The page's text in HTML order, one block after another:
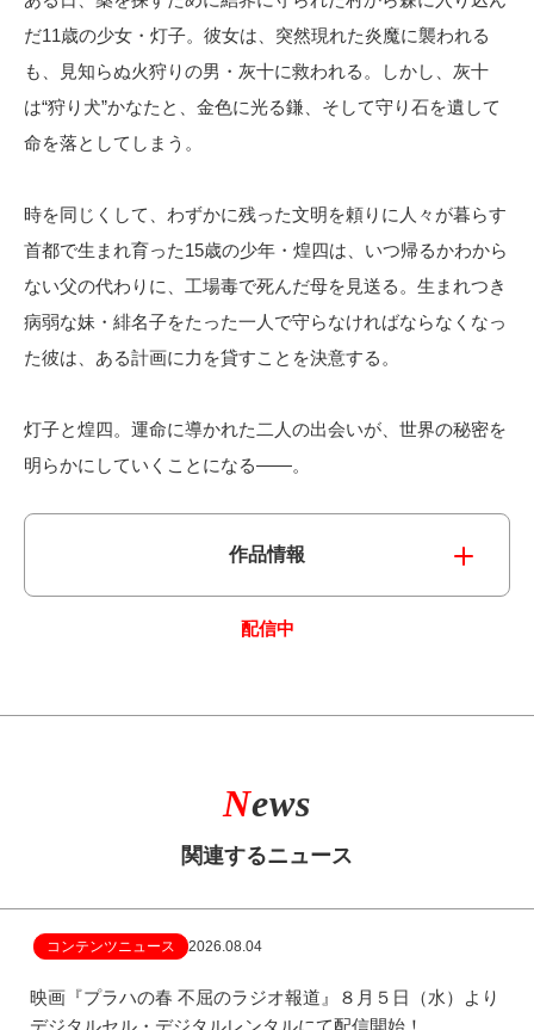
だ11歳の少女・灯子。彼女は、突然現れた炎魔に襲われる
も、見知らぬ火狩りの男・灰十に救われる。しかし、灰十
は“狩り犬”かなたと、金色に光る鎌、そして守り石を遺して
命を落としてしまう。
時を同じくして、わずかに残った文明を頼りに人々が暮らす
首都で生まれ育った15歳の少年・煌四は、いつ帰るかわから
ない父の代わりに、工場毒で死んだ母を見送る。生まれつき
病弱な妹・緋名子をたった一人で守らなければならなくなっ
た彼は、ある計画に力を貸すことを決意する。
灯子と煌四。運命に導かれた二人の出会いが、世界の秘密を
明らかにしていくことになる――。
作品情報
配信中
News
関連するニュース
コンテンツニュース 2026.08.04
映画『プラハの春 不屈のラジオ報道』８月５日（水）より